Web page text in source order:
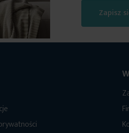
Zapisz